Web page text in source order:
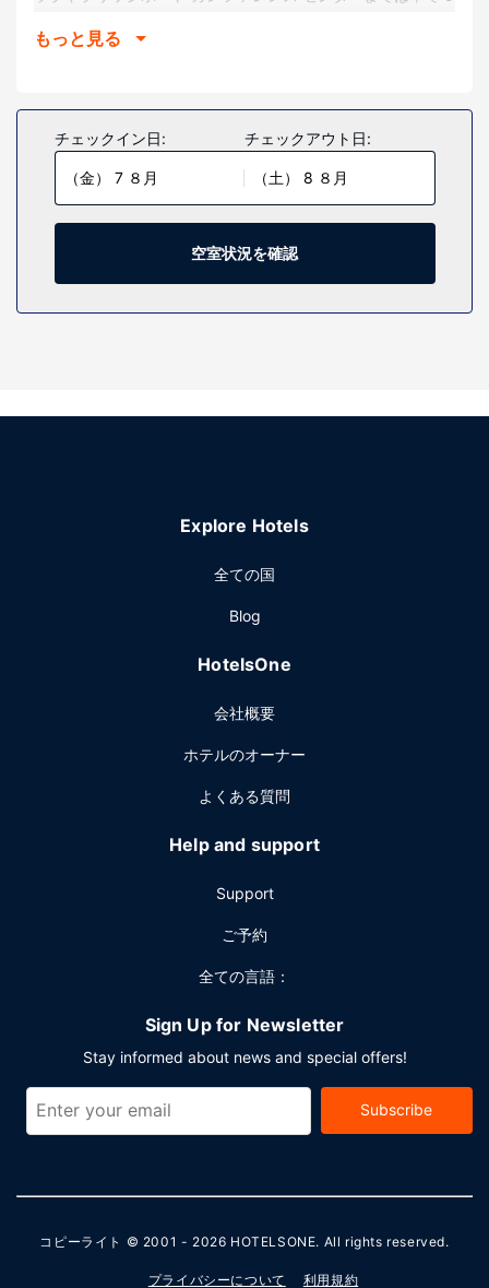
ダイゴルフクラブまで 4.2 km、ユナイテッド ホスピタル セ
全部で 107 室ある客室には、薄型テレビが備わっています。
有線インターネット アクセス / WiFi を無料でお使いいただけ
るほか、衛星放送の番組をご覧いただけます。浴槽またはシ
ャワーのある専用バスルームには、バスアメニティ (無料)、
ヘアドライヤーが備わっています。コーヒー / ティーメーカ
ー、アイロン / アイロン台をご利用いただけ、ハウスキーピ
ング サービスは、毎日行われます。
施設
リー サービス、24 時間対応フロントデスクをお使いいただ
もっと見る
チェックイン日:
（金） 7 ８月
チェックアウト日:
（土） 8 ８月
空室状況を確認
Explore Hotels
全ての国
Blog
HotelsOne
会社概要
ホテルのオーナー
よくある質問
Help and support
Support
ご予約
全ての言語：
Sign Up for Newsletter
Stay informed about news and special offers!
Subscribe
コピーライト © 2001 - 2026 HOTELSONE. All rights reserved.
プライバシーについて 利用規約